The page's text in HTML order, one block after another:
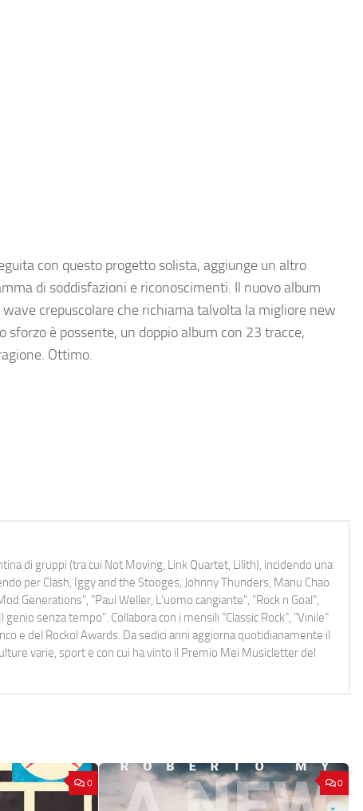
con questo progetto solista, aggiunge un altro
di soddisfazioni e riconoscimenti. Il nuovo album
crepuscolare che richiama talvolta la migliore new
è possente, un doppio album con 23 tracce,
Ottimo.
di gruppi (tra cui Not Moving, Link Quartet, Lilith), incidendo una
per Clash, Iggy and the Stooges, Johnny Thunders, Manu Chao
Generations", "Paul Weller, L’uomo cangiante", "Rock n Goal",
senza tempo". Collabora con i mensili “Classic Rock”, "Vinile"
e del Rockol Awards. Da sedici anni aggiorna quotidianamente il
varie, sport e con cui ha vinto il Premio Mei Musicletter del
0 0